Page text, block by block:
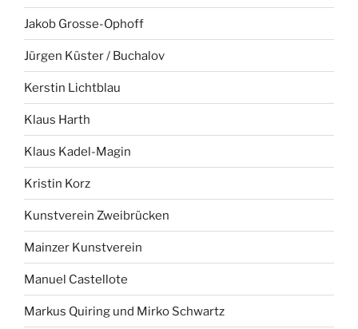
Jakob Grosse-Ophoff
Jürgen Küster / Buchalov
Kerstin Lichtblau
Klaus Harth
Klaus Kadel-Magin
Kristin Korz
Kunstverein Zweibrücken
Mainzer Kunstverein
Manuel Castellote
Markus Quiring und Mirko Schwartz